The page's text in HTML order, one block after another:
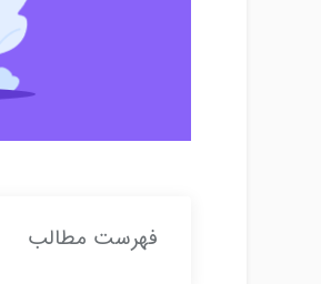
فهرست مطالب